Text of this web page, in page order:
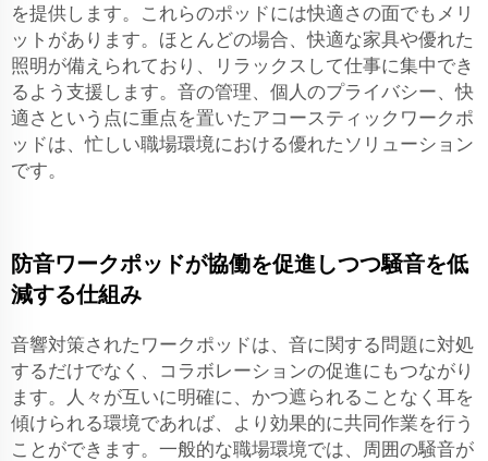
を提供します。これらのポッドには快適さの面でもメリ
ットがあります。ほとんどの場合、快適な家具や優れた
照明が備えられており、リラックスして仕事に集中でき
るよう支援します。音の管理、個人のプライバシー、快
適さという点に重点を置いたアコースティックワークポ
ッドは、忙しい職場環境における優れたソリューション
です。
防音ワークポッドが協働を促進しつつ騒音を低
減する仕組み
音響対策されたワークポッドは、音に関する問題に対処
するだけでなく、コラボレーションの促進にもつながり
ます。人々が互いに明確に、かつ遮られることなく耳を
傾けられる環境であれば、より効果的に共同作業を行う
ことができます。一般的な職場環境では、周囲の騒音が